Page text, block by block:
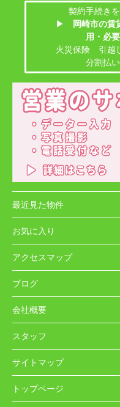
契約手続き
▶
岡崎市の賃
用・必
火災保険 引越
分割払
最近見た物件
お気に入り
アクセスマップ
ブログ
会社概要
スタッフ
サイトマップ
トップページ